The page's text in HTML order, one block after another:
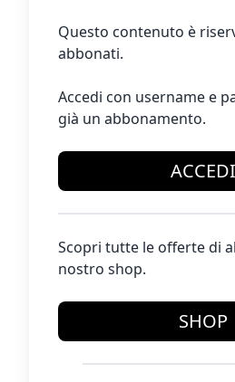
Questo contenuto è
abbonati.
Accedi con username e
già un abbonamento.
ACCEDI
Scopri tutte le offerte di
nostro shop.
SHOP